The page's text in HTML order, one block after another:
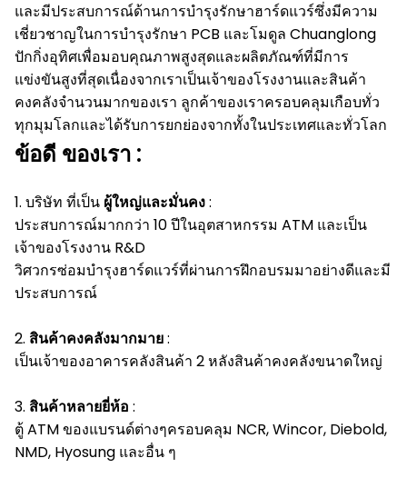
และมีประสบการณ์ด้านการบำรุงรักษาฮาร์ดแวร์ซึ่งมีความ
เชี่ยวชาญในการบำรุงรักษา PCB และโมดูล Chuanglong
ปักกิ่งอุทิศเพื่อมอบคุณภาพสูงสุดและผลิตภัณฑ์ที่มีการ
แข่งขันสูงที่สุดเนื่องจากเราเป็นเจ้าของโรงงานและสินค้า
คงคลังจำนวนมากของเรา ลูกค้าของเราครอบคลุมเกือบทั่ว
ทุกมุมโลกและได้รับการยกย่องจากทั้งในประเทศและทั่วโลก
ข้อดี ของเรา :
1. บริษัท ที่เป็น ผู้ใหญ่และมั่นคง:
ประสบการณ์มากกว่า 10 ปีในอุตสาหกรรม ATM และเป็น
เจ้าของโรงงาน R&D
วิศวกรซ่อมบำรุงฮาร์ดแวร์ที่ผ่านการฝึกอบรมมาอย่างดีและมี
ประสบการณ์
2. สินค้าคงคลังมากมาย:
เป็นเจ้าของอาคารคลังสินค้า 2 หลังสินค้าคงคลังขนาดใหญ่
3. สินค้าหลายยี่ห้อ :
ตู้ ATM ของแบรนด์ต่างๆครอบคลุม NCR, Wincor, Diebold,
NMD, Hyosung และอื่น ๆ